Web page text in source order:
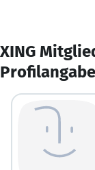
XING